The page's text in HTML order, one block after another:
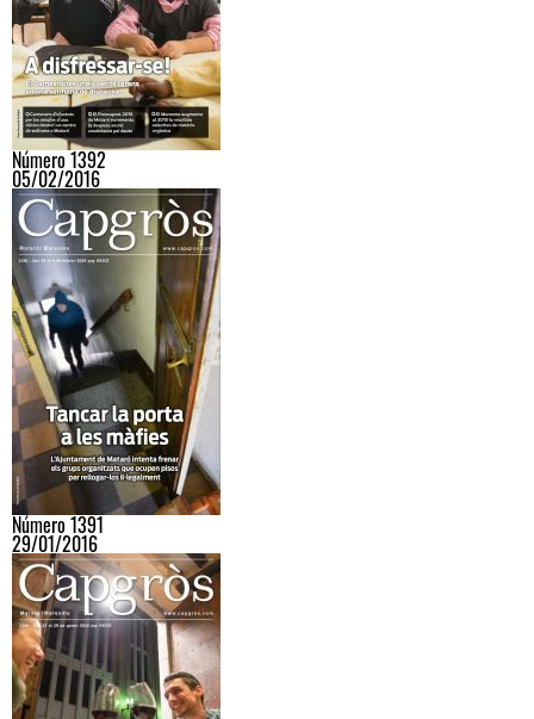
Número 1392
05/02/2016
Número 1391
29/01/2016